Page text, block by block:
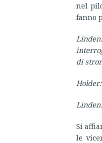
nel
fanno
di
Si
le